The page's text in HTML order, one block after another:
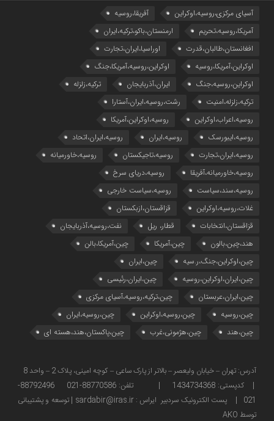
آسیای مرکزی،روسیه،اوکراین
آفریقا،روسیه
آمریکا،روسیه،تحریم
ارمنستان،باکو،ترکیه،ایران
افغانستان،طالبان،قدرت
اوراسیا،ایران،تجارت
اوکراین،آمریکا،روسیه
اوکراین،روسیه،آمریکا،جنگ
اوکراین،روسیه،جنگ
ایران،آذربایجان
ترکیه،زلزله
ترکیه،زلزله،امنیت
رشت،روسیه،ایران،آستارا
روسیه،اعراب،اوکراین
روسیه،اوکراین،آمریکا
روسیه،ایبورسک
روسیه،ایران
روسیه،ایران،اتحاد
روسیه،ایران،تجارت
روسیه،تاجیکستان
روسیه،خاورمیانه
روسیه،خاورمیانه،آفریقا
روسیه،دریای سرخ
روسیه،سند،سیاست
روسیه،سیاست خارجی
غلات،روسیه،اوکراین
قزاقستان،ازبکستان
قزاقستان،انتخابات
قطار، ریل
نفت،روسیه،آذربایجان
هند،چین،بالون
چین،آمریکا
چین،آمریکا،بالن
چین،اوکراین،جنگ،ر.سیه
چین،ایران
چین،ایران،اوکراین،روسیه
چین،ایران،رئیسی
چین،ایران،عربستان
چین،ترکیه،روسیه،آسیای مرکزی
چین،روسیه
چین،روسیه،اوکراین
چین،روسیه،ایران
چین،هند
چین،هژمونی،غرب چین،پاکستان،هند،هسته ای
| کدپستی: 1434734368 | تلفن: 88770586-021 88792496-
021 | پست الکترونیک سردبیر ایراس : sardabir@iras.ir |
توسعه و پشتیبانی
توسط AKO